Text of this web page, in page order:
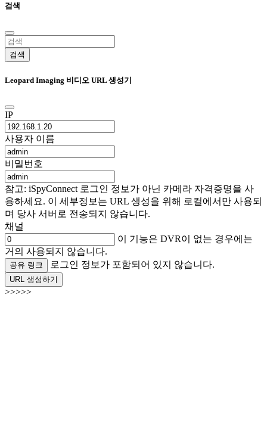
검색
검색
Leopard Imaging 비디오 URL 생성기
IP
사용자 이름
비밀번호
참고: iSpyConnect 로그인 정보가 아닌 카메라 자격증명을 사
용하세요. 이 세부정보는 URL 생성을 위해 로컬에서만 사용되
며 당사 서버로 전송되지 않습니다.
채널
이 기능은 DVR이 없는 경우에는
거의 사용되지 않습니다.
공유 링크 로그인 정보가 포함되어 있지 않습니다.
URL 생성하기
>>>>>